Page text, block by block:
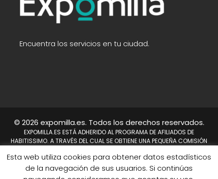
Encuentra los servicios en tu ciudad.
© 2026 expomilla.es. Todos los derechos reservados.
EXPOMILLA.ES ESTÁ ADHERIDO AL PROGRAMA DE AFILIADOS DE
HABITISSIMO. A TRAVÉS DEL CUAL SE OBTIENE UNA PEQUEÑA COMISIÓN
EN CAMBIO A NOSOTROS NOS PERMITE CONTINUAR TRABAJANDO DÍA A
DÍA PARA MEJORAR EL SITIO WEB.
HABITISSIMO Y TAMBIÉN EL LOGO DE HABITISSIMO SON MARCAS
Esta web utiliza cookies para obtener datos estadísticos
de la navegación de sus usuarios. Si continúas